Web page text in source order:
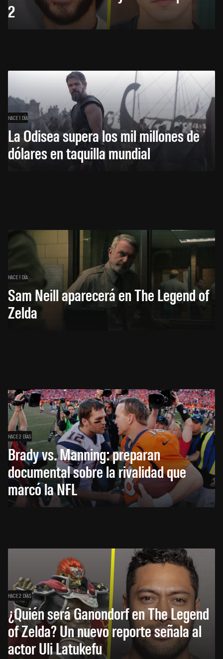
2
HACE 1 DÍA
La Odisea supera los mil millones de
dólares en taquilla mundial
HACE 1 DÍA
Sam Neill aparecerá en The Legend of
Zelda
HACE 2 DÍAS
Brady vs. Manning: preparan
documental sobre la rivalidad que
marcó la NFL
HACE 2 DÍAS
¿Quién será Ganondorf en The Legend
of Zelda? Un nuevo reporte señala al
actor Uli Latukefu